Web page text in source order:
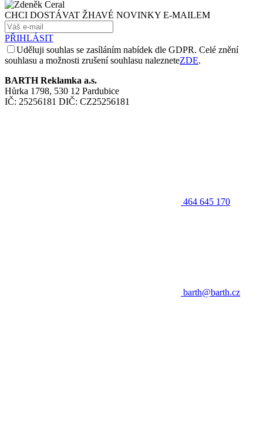
CHCI DOSTÁVAT ŽHAVÉ NOVINKY E-MAILEM
PŘIHLÁSIT
Uděluji souhlas se zasíláním nabídek dle GDPR. Celé znění
souhlasu a možnosti zrušení souhlasu nalezneteZDE.
BARTH Reklamka a.s.
Hůrka 1798, 530 12 Pardubice
IČ: 25256181 DIČ: CZ25256181
464 645 170
barth@barth.cz